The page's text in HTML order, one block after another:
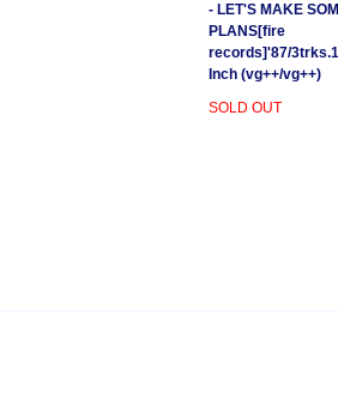
- LET'S MAKE
PLANS[fire
records]'87/
Inch (vg++/vg++)
SOLD OUT